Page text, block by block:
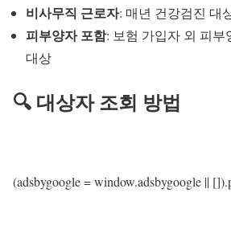
비사무직 근로자: 매년 건강검진 대
피부양자 포함: 보험 가입자 외 피부
대상
🔍 대상자 조회 방법
(adsbygoogle = window.adsbygoogle ||